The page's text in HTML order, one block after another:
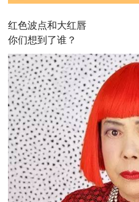
红色波点和大红唇
你们想到了谁？